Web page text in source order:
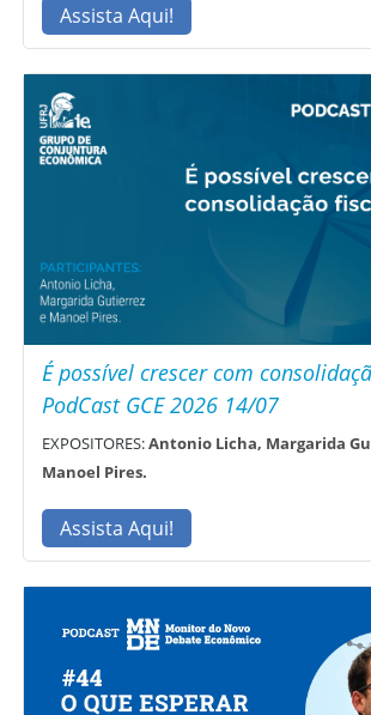
Assista Aqui!
É possível crescer com
PodCast GCE 2026 14/07
EXPOSITORES:Antonio Licha, Margarida
Manoel Pires.
Assista Aqui!